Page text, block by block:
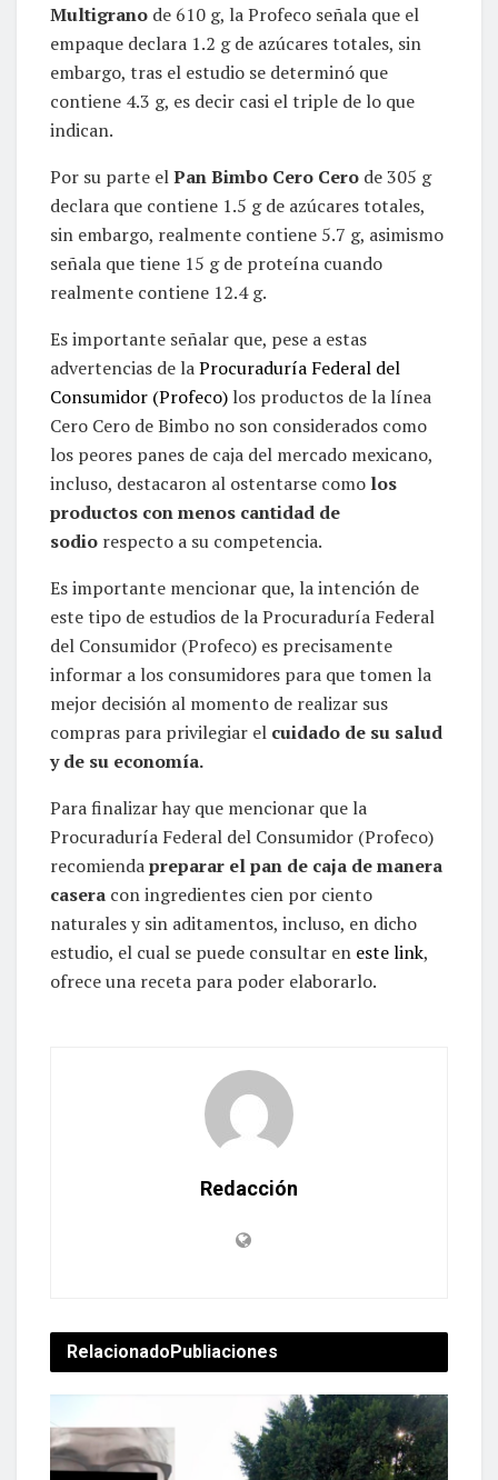
Multigrano de 610 g, la Profeco señala que el
empaque declara 1.2 g de azúcares totales, sin
embargo, tras el estudio se determinó que
contiene 4.3 g, es decir casi el triple de lo que
indican.
Por su parte elPan Bimbo Cero Cero de 305 g
declara que contiene 1.5 g de azúcares totales,
sin embargo, realmente contiene 5.7 g, asimismo
señala que tiene 15 g de proteína cuando
realmente contiene 12.4 g.
Es importante señalar que, pese a estas
advertencias de laProcuraduría Federal del
Consumidor (Profeco) los productos de la línea
Cero Cero de Bimbo no son considerados como
los peores panes de caja del mercado mexicano,
incluso, destacaron al ostentarse como los
productos con menos cantidad de
sodio respecto a su competencia.
Es importante mencionar que, la intención de
este tipo de estudios de la Procuraduría Federal
del Consumidor (Profeco) es precisamente
informar a los consumidores para que tomen la
mejor decisión al momento de realizar sus
compras para privilegiar el cuidado de su salud
y de su economía.
Para finalizar hay que mencionar que la
Procuraduría Federal del Consumidor (Profeco)
recomiendapreparar el pan de caja de manera
casera con ingredientes cien por ciento
naturales y sin aditamentos, incluso, en dicho
estudio, el cual se puede consultar en este link,
ofrece una receta para poder elaborarlo.
Redacción
RelacionadoPubliaciones